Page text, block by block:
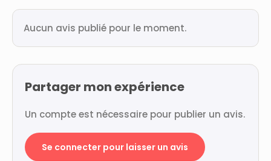
Aucun avis publié pour le moment.
Partager mon expérience
Un compte est nécessaire pour publier un avis.
Se connecter pour laisser un avis